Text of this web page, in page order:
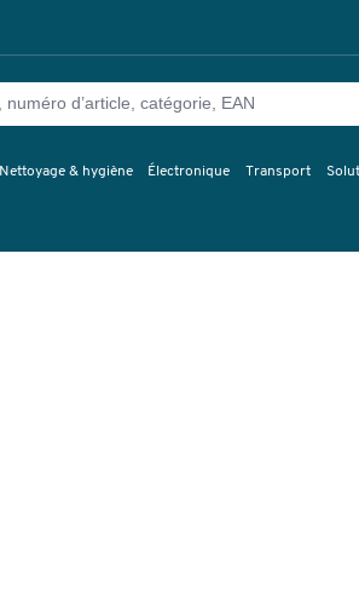
Nettoyage & hygiène Électronique Transport